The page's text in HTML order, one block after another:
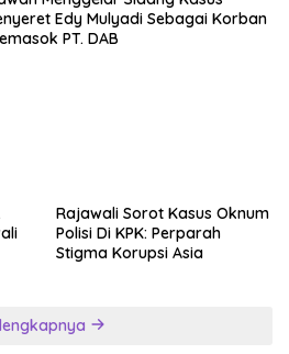
1 Kertosono Bocor: “Sumbangan”
Diduga Wajib — Janji Sekolah
Bodong Sempat Viral di Medsos, Ini